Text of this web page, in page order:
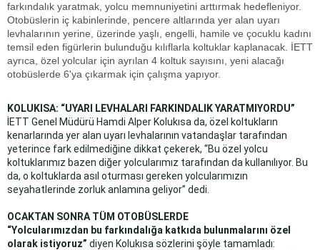
farkındalık yaratmak, yolcu memnuniyetini arttırmak hedefleniyor.
Otobüslerin iç kabinlerinde, pencere altlarında yer alan uyarı
levhalarının yerine, üzerinde yaşlı, engelli, hamile ve çocuklu kadını
temsil eden figürlerin bulunduğu kılıflarla koltuklar kaplanacak. İETT
ayrıca, özel yolcular için ayrılan 4 koltuk sayısını, yeni alacağı
otobüslerde 6'ya çıkarmak için çalışma yapıyor.
KOLUKISA: “UYARI LEVHALARI FARKINDALIK YARATMIYORDU”
İETT Genel Müdürü Hamdi Alper Kolukısa da, özel koltukların
kenarlarında yer alan uyarı levhalarının vatandaşlar tarafından
yeterince fark edilmediğine dikkat çekerek, “Bu özel yolcu
koltuklarımız bazen diğer yolcularımız tarafından da kullanılıyor. Bu
da, o koltuklarda asıl oturması gereken yolcularımızın
seyahatlerinde zorluk anlamına geliyor” dedi.
OCAKTAN SONRA TÜM OTOBÜSLERDE
“Yolcularımızdan bu farkındalığa katkıda bulunmalarını özel
olarak istiyoruz” diyen Kolukısa sözlerini şöyle tamamladı: